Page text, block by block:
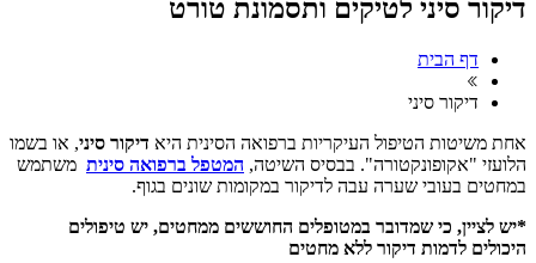
דיקור סיני לטיקים ותסמונת טורט
דף הבית
דיקור סיני
אחת משיטות הטיפול העיקריות ברפואה הסינית היא דיקור סיני, או בשמו
הלועזי "אקופונקטורה". בבסיס השיטה, המטפל ברפואה סינית משתמש
במחטים בעובי שערה עבה לדיקור במקומות שונים בגוף.
*יש לציין, כי שמדובר במטופלים החוששים ממחטים, יש טיפולים
היכולים לדמות דיקור ללא מחטים